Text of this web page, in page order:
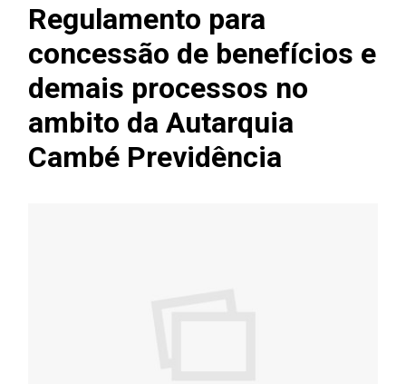
Regulamento para
concessão de benefícios e
demais processos no
ambito da Autarquia
Cambé Previdência